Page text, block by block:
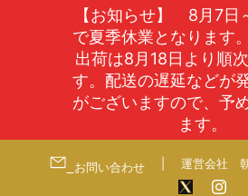
【お知らせ】 8月7日
で夏季休業となります
出荷は8月18日より順
す。配送の遅延などが
がございますので、予
ます。
お問い合わせ 運営会社